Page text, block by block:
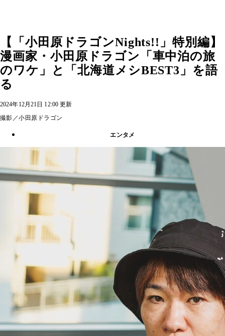
【「小田原ドラゴンNights!!」特別編】
漫画家・小田原ドラゴン「車中泊の旅
のワケ」と「北海道メシBEST3」を語
る
2024年12月21日 12:00 更新
撮影／小田原ドラゴン
エンタメ